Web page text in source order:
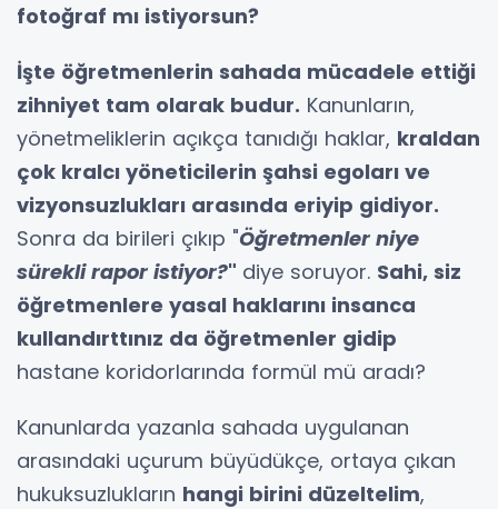
fotoğraf mı istiyorsun?
İşte öğretmenlerin sahada mücadele ettiği
zihniyet tam olarak budur. Kanunların,
yönetmeliklerin açıkça tanıdığı haklar, kraldan
çok kralcı yöneticilerin şahsi egoları ve
vizyonsuzlukları arasında eriyip gidiyor.
Sonra da birileri çıkıp "Öğretmenler niye
sürekli rapor istiyor?" diye soruyor. Sahi, siz
öğretmenlere yasal haklarını insanca
kullandırttınız da öğretmenler gidip
hastane koridorlarında formül mü aradı?
Kanunlarda yazanla sahada uygulanan
arasındaki uçurum büyüdükçe, ortaya çıkan
hukuksuzlukların hangi birini düzeltelim,